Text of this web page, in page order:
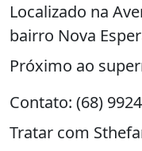
Localizado na
bairro Nova
Próximo ao
Contato: (68)
Tratar com